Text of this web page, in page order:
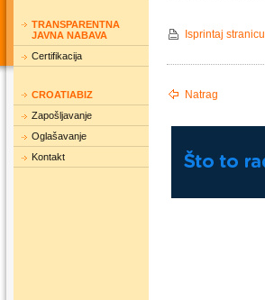
TRANSPARENTNA
JAVNA NABAVA
Certifikacija
CROATIABIZ
Zapošljavanje
Oglašavanje
Kontakt
Isprintaj stranicu
Natrag